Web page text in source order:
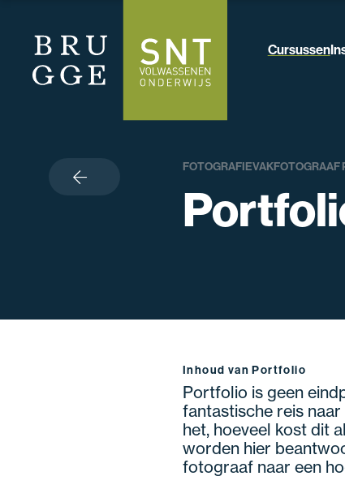
Cursussen
FOTOGRAFIEVAKFOTOGRAAF
Inhoud van Portfolio
Portfolio is geen
fantastische reis
het, hoeveel kost dit
worden hier
fotograaf naar een